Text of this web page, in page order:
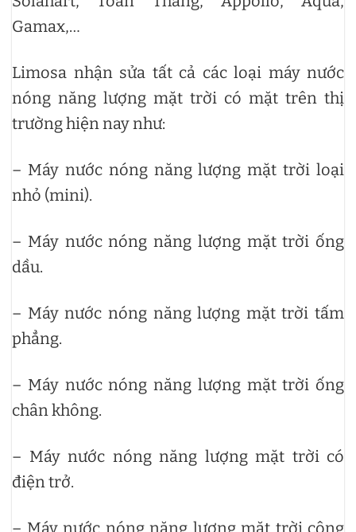
Gamax,…
Limosa nhận sửa tất cả các loại máy nước
nóng năng lượng mặt trời có mặt trên thị
trường hiện nay như:
– Máy nước nóng năng lượng mặt trời loại
nhỏ (mini).
– Máy nước nóng năng lượng mặt trời ống
dầu.
– Máy nước nóng năng lượng mặt trời tấm
phẳng.
– Máy nước nóng năng lượng mặt trời ống
chân không.
– Máy nước nóng năng lượng mặt trời có
điện trở.